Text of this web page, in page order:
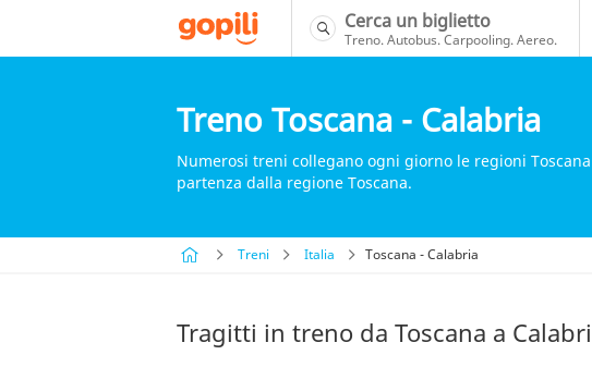
Cerca un biglietto
Treno. Autobus. Carpooling. Aereo.
Treno Toscana - Calabria
Numerosi treni collegano ogni giorno le regioni
partenza dalla regione Toscana.
Treni Italia Toscana - Calabria
Tragitti in treno da Toscana a